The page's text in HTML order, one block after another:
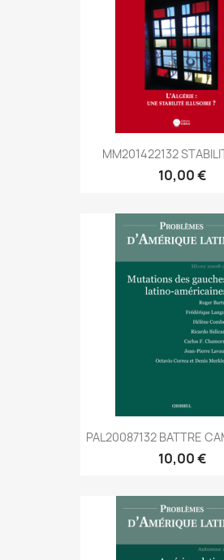
MM201422132
10,00 €
PAL20087132 BATTRE
10,00 €